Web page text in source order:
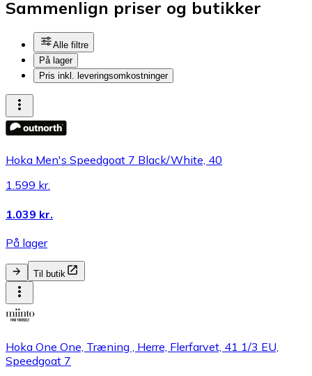
Sammenlign priser og butikker
Alle filtre
På lager
Pris inkl. leveringsomkostninger
Hoka Men's Speedgoat 7 Black/White, 40
1.599 kr.
1.039 kr.
På lager
Til butik
Hoka One One, Træning , Herre, Flerfarvet, 41 1/3 EU,
Speedgoat 7